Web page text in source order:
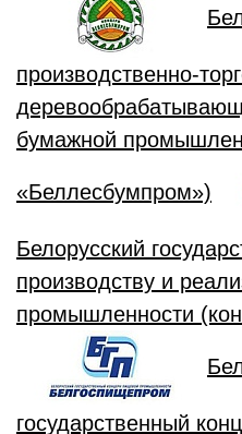
производственно-
бумажной
«Беллесбумпром»)
Белорусский
производству и
промышленности
государственный